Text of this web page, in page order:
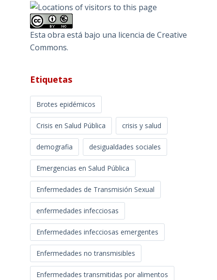
Esta obra está bajo una licencia de Creative
Commons.
Etiquetas
Brotes epidémicos
Crisis en Salud Pública crisis y salud
demografia desigualdades sociales
Emergencias en Salud Pública
Enfermedades de Transmisión Sexual
enfermedades infecciosas
Enfermedades infecciosas emergentes
Enfermedades no transmisibles
Enfermedades transmitidas por alimentos